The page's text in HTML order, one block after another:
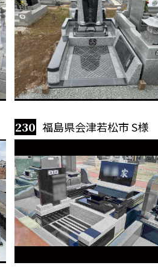
230 福島県会津若松市 S様